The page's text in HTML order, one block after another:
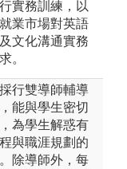
實務訓練，以
業市場對英語
文化溝通實務
。
行雙導師輔導
能與學生密切
為學生解惑有
與職涯規劃的
除導師外，每